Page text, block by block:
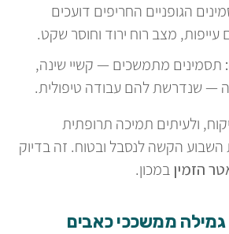
הגופניים החריפים דועכים
עייפות, מצב רוח ירוד וחוסר שקט.
תסמינים מתמשכים — קשיי שינה,
— שנדרשת להם עבודה טיפולית.
ולעיתים תמיכה תרופתית
הקשה לנסבל ובטוח. זה בדיוק
הזמיןבמכון.
ממשככי כאבים